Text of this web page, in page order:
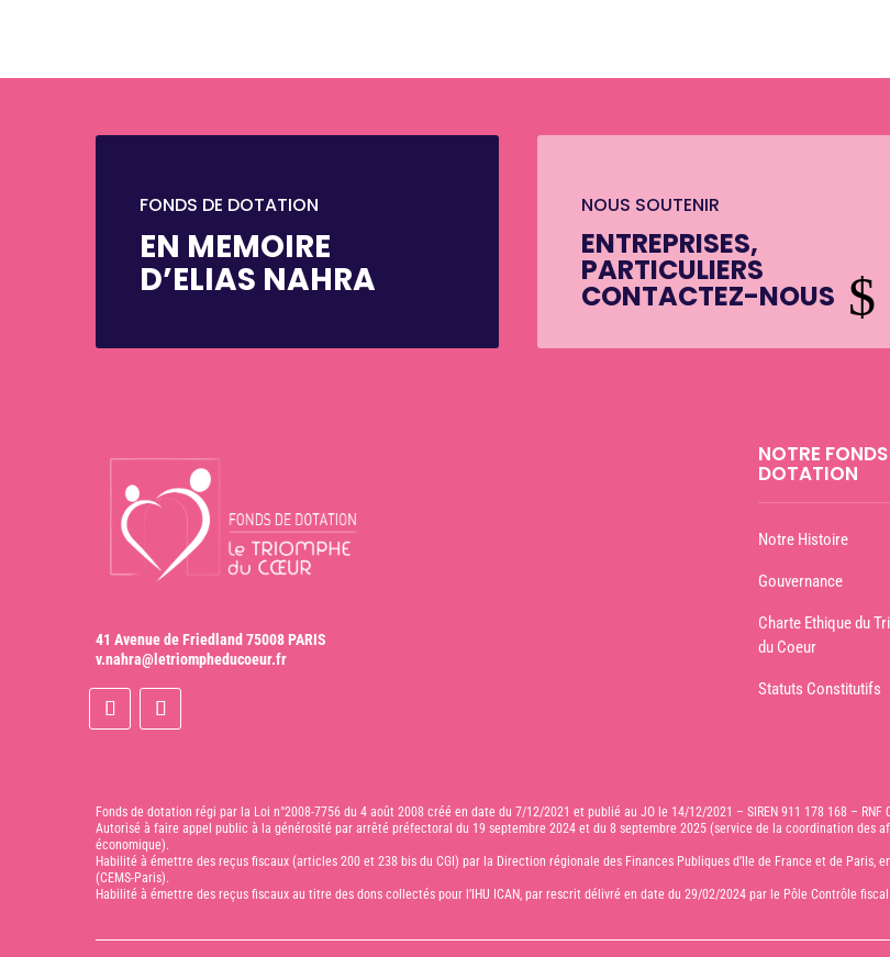
FONDS DE DOTATION
EN MEMOIRE
D’ELIAS NAHRA
NOUS SOUTENIR
ENTREPRISES,
PARTICULIERS
CONTACTEZ-NOUS $
41 Avenue de Friedland 75008 PARIS
v.nahra@letriompheducoeur.fr
NOTRE
DOTATION
Notre Histoire
Gouvernance
Charte Ethique du
du Coeur
Statuts Constitutifs
Fonds de dotation régi par la Loi n°2008-7756 du 4 août 2008 créé en date du 7/12/2021 et publié au JO le 14/12/2021 – SIREN 911 178 168 – RNF
Autorisé à faire appel public à la générosité par arrêté préfectoral du 19 septembre 2024 et du 8 septembre 2025 (service de la coordination des
économique).
Habilité à émettre des reçus fiscaux (articles 200 et 238 bis du CGI) par la Direction régionale des Finances Publiques d’Ile de France et de
(CEMS-Paris).
Habilité à émettre des reçus fiscaux au titre des dons collectés pour l’IHU ICAN, par rescrit délivré en date du 29/02/2024 par le Pôle Contrôle